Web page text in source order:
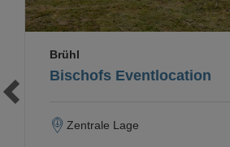
Bischofs Eventlocation
Brühl
Zentrale Lage